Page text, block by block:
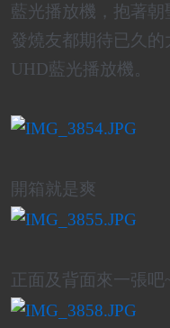
藍光播放機，抱著
發燒友都期待已久的
UHD藍光播放機。
開箱就是爽
正面及背面來一張吧